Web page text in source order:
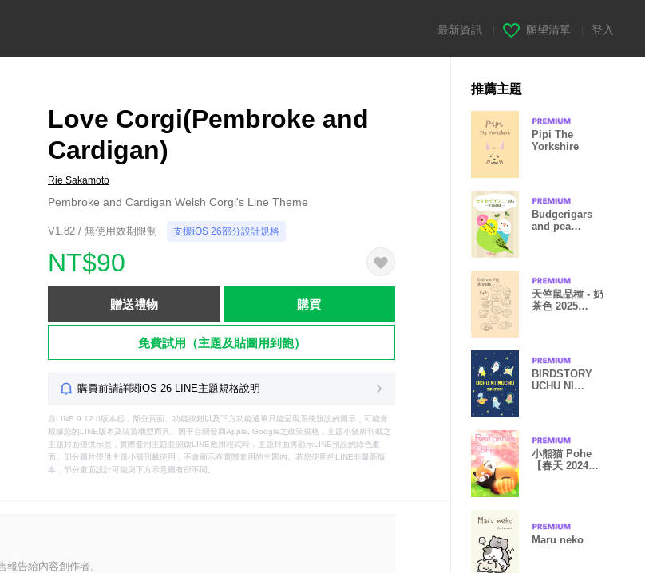
最新資訊 願望清單 登入
Love Corgi(Pembroke and
Cardigan)
Rie Sakamoto
Pembroke and Cardigan Welsh Corgi's Line Theme
V1.82 / 無使用效期限制 支援iOS 26部分設計規格
NT$90
贈送禮物 購買
免費試用（主題及貼圖用到飽）
購買前請詳閱iOS 26 LINE主題規格說明
自LINE 9.12.0版本起，部分頁面、功能按鈕以及下方功能選單只能呈現系統預設的圖示，可能會
根據您的LINE版本及裝置機型而異。因平台開發商Apple, Google之政策規格，主題小舖所刊載之
主題封面僅供示意，實際套用主題並開啟LINE應用程式時，主題封面將顯示LINE預設的綠色畫
面。部分圖片僅供主題小舖刊載使用，不會顯示在實際套用的主題內。若您使用的LINE非最新版
本，部分畫面設計可能與下方示意圖有所不同。
告給內容創作者。
推薦主題
Pipi The
Yorkshire
Budgerigars
and pea
天竺鼠品種 - 奶
茶色 2025
BIRDSTORY
UCHU NI
小熊猫 Pohe
【春天 2024】
Maru neko